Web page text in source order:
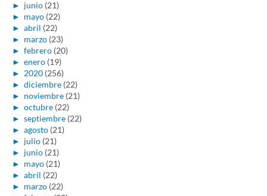
► junio (21)
► mayo (22)
► abril (22)
► marzo (23)
► febrero (20)
► enero (19)
► 2020 (256)
► diciembre (22)
► noviembre (21)
► octubre (22)
► septiembre (22)
► agosto (21)
► julio (21)
► junio (21)
► mayo (21)
► abril (22)
► marzo (22)